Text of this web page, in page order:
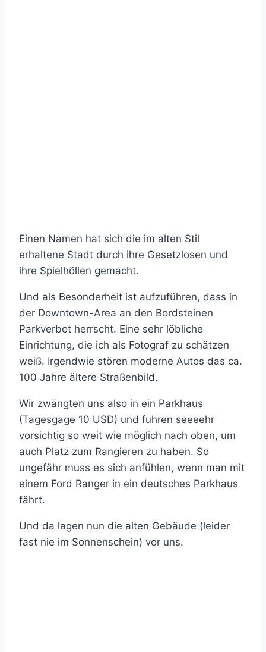
Einen Namen hat sich die im alten Stil
erhaltene Stadt durch ihre Gesetzlosen und
ihre Spielhöllen gemacht.
Und als Besonderheit ist aufzuführen, dass in
der Downtown-Area an den Bordsteinen
Parkverbot herrscht. Eine sehr löbliche
Einrichtung, die ich als Fotograf zu schätzen
weiß. Irgendwie stören moderne Autos das ca.
100 Jahre ältere Straßenbild.
Wir zwängten uns also in ein Parkhaus
(Tagesgage 10 USD) und fuhren seeeehr
vorsichtig so weit wie möglich nach oben, um
auch Platz zum Rangieren zu haben. So
ungefähr muss es sich anfühlen, wenn man mit
einem Ford Ranger in ein deutsches Parkhaus
fährt.
Und da lagen nun die alten Gebäude (leider
fast nie im Sonnenschein) vor uns.